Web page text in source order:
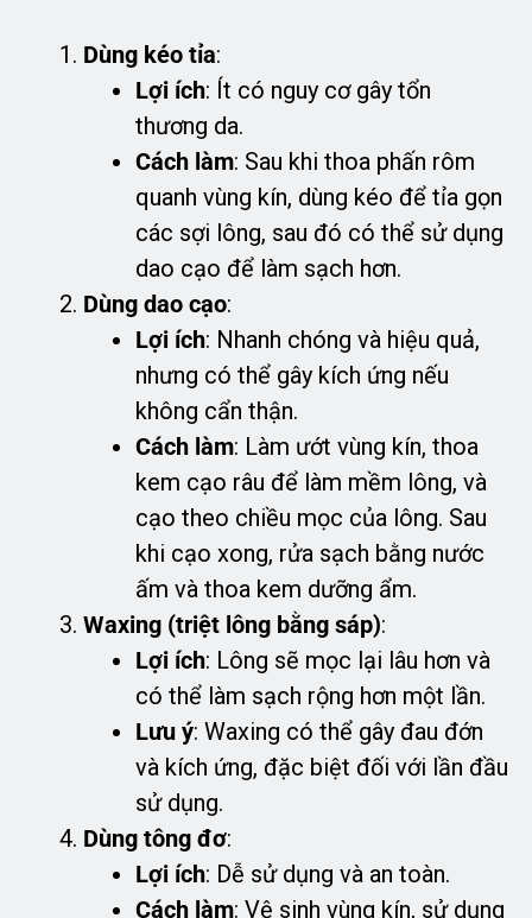
Dùng kéo tỉa:
Lợi ích: Ít có nguy cơ gây tổn
thương da.
Cách làm: Sau khi thoa phấn rôm
quanh vùng kín, dùng kéo để tỉa gọn
các sợi lông, sau đó có thể sử dụng
dao cạo để làm sạch hơn.
Dùng dao cạo:
Lợi ích: Nhanh chóng và hiệu quả,
nhưng có thể gây kích ứng nếu
không cẩn thận.
Cách làm: Làm ướt vùng kín, thoa
kem cạo râu để làm mềm lông, và
cạo theo chiều mọc của lông. Sau
khi cạo xong, rửa sạch bằng nước
ấm và thoa kem dưỡng ẩm.
Waxing (triệt lông bằng sáp):
Lợi ích: Lông sẽ mọc lại lâu hơn và
có thể làm sạch rộng hơn một lần.
Lưu ý: Waxing có thể gây đau đớn
và kích ứng, đặc biệt đối với lần đầu
sử dụng.
Dùng tông đơ:
Lợi ích: Dễ sử dụng và an toàn.
Cách làm: Vệ sinh vùng kín, sử dụng